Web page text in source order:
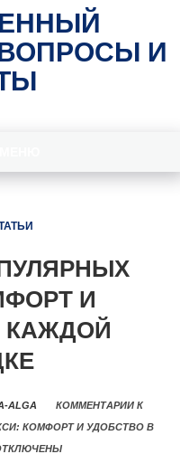
И
И
КАЖДОЙ
ALGA КОММЕНТАРИИ К
КОМФОРТ И УДОБСТВО В